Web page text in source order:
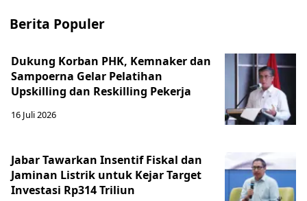
Berita Populer
Dukung Korban PHK, Kemnaker dan
Sampoerna Gelar Pelatihan
Upskilling dan Reskilling Pekerja
16 Juli 2026
Jabar Tawarkan Insentif Fiskal dan
Jaminan Listrik untuk Kejar Target
Investasi Rp314 Triliun